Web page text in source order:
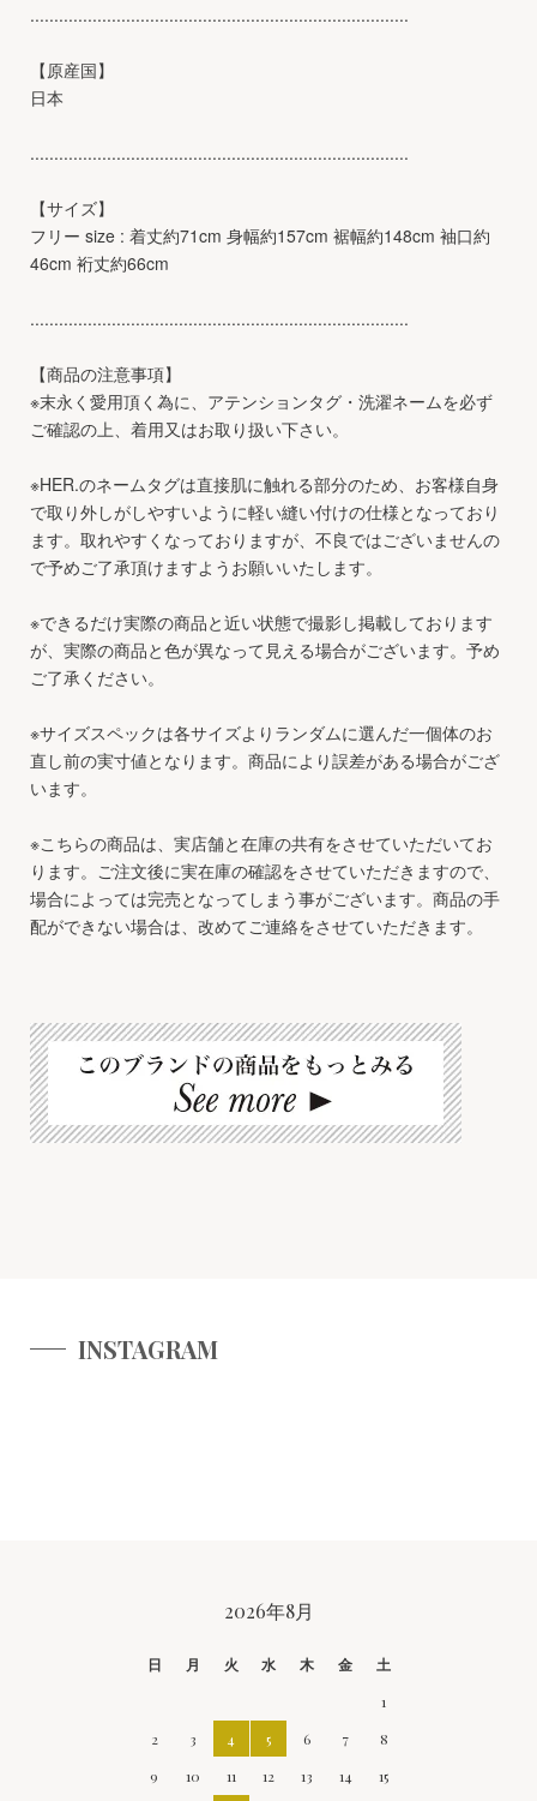
...............................................................................
【原産国】
日本
...............................................................................
【サイズ】
フリー size : 着丈約71cm 身幅約157cm 裾幅約148cm 袖口約
46cm 裄丈約66cm
...............................................................................
【商品の注意事項】
※末永く愛用頂く為に、アテンションタグ・洗濯ネームを必ず
ご確認の上、着用又はお取り扱い下さい。
※HER.のネームタグは直接肌に触れる部分のため、お客様自身
で取り外しがしやすいように軽い縫い付けの仕様となっており
ます。取れやすくなっておりますが、不良ではございませんの
で予めご了承頂けますようお願いいたします。
※できるだけ実際の商品と近い状態で撮影し掲載しております
が、実際の商品と色が異なって見える場合がございます。予め
ご了承ください。
※サイズスペックは各サイズよりランダムに選んだ一個体のお
直し前の実寸値となります。商品により誤差がある場合がござ
います。
※こちらの商品は、実店舗と在庫の共有をさせていただいてお
ります。ご注文後に実在庫の確認をさせていただきますので、
場合によっては完売となってしまう事がございます。商品の手
配ができない場合は、改めてご連絡をさせていただきます。
INSTAGRAM
2026年8月
日 月 火 水 木 金
土
1
2
3 4 5 6 7
8
9
10 11 12 13 14
15